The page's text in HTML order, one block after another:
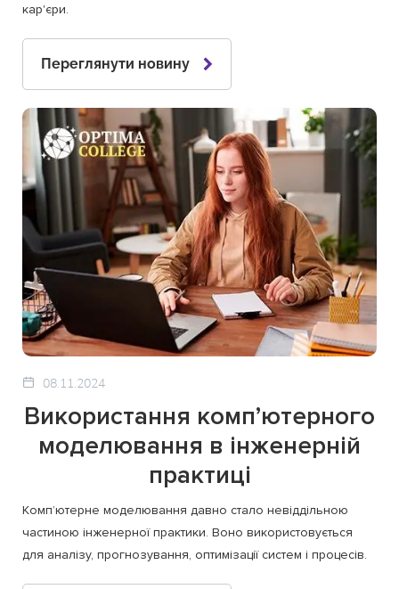
кар'єри.
Переглянути новину
08.11.2024
Використання комп’ютерного
моделювання в інженерній
практиці
Комп’ютерне моделювання давно стало невіддільною
частиною інженерної практики. Воно використовується
для аналізу, прогнозування, оптимізації систем і процесів.